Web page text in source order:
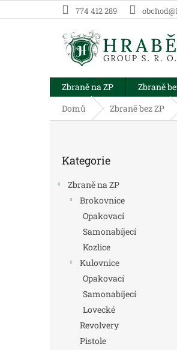
na
774 412 289
Zbraně na ZP Zbraně
Domů
Zbraně bez ZP
kategorie
Kategorie
Zbraně na ZP
Brokovnice
Opakovací
Samonabíjecí
Kozlice
Kulovnice
Opakovací
Samonabíjecí
Lovecké
Revolvery
Pistole